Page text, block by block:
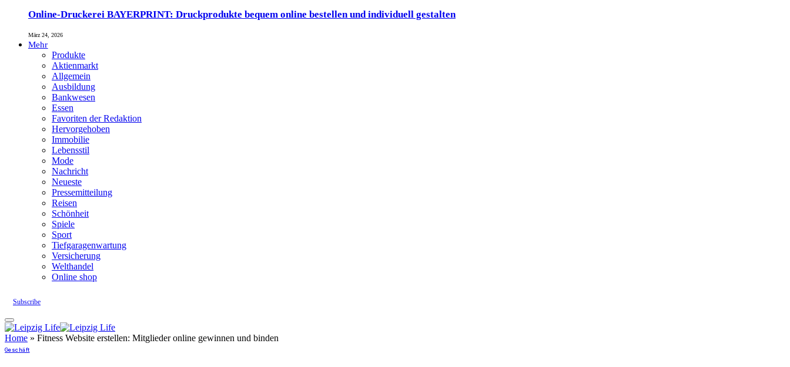
Online-Druckerei BAYERPRINT: Druckprodukte bequem online bestellen und individuell gestalten
März 24, 2026
Mehr
Produkte
Aktienmarkt
Allgemein
Ausbildung
Bankwesen
Essen
Favoriten der Redaktion
Hervorgehoben
Immobilie
Lebensstil
Mode
Nachricht
Neueste
Pressemitteilung
Reisen
Schönheit
Spiele
Sport
Tiefgaragenwartung
Versicherung
Welthandel
Online shop
Subscribe
Home » Fitness Website erstellen: Mitglieder online gewinnen und binden
Geschäft